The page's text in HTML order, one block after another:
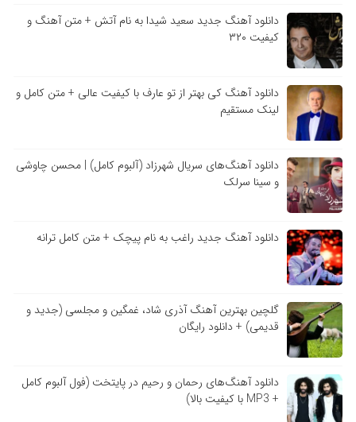
دانلود آهنگ جدید سعید شیدا به نام آتش + متن آهنگ و
کیفیت ۳۲۰
دانلود آهنگ کی بهتر از تو عارف با کیفیت عالی + متن کامل و
لینک مستقیم
دانلود آهنگ‌های سریال شهرزاد (آلبوم کامل) | محسن چاوشی
و سینا سرلک
دانلود آهنگ جدید راغب به نام پیچک + متن کامل ترانه
گلچین بهترین آهنگ آذری شاد، غمگین و مجلسی (جدید و
قدیمی) + دانلود رایگان
دانلود آهنگ‌های رحمان و رحیم در پایتخت (فول آلبوم کامل
+ MP3 با کیفیت بالا)